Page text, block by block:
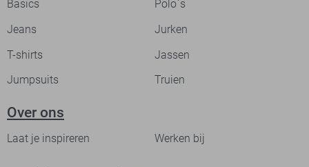
Basics
Polo`s
Jeans
Jurken
T-shirts
Jassen
Jumpsuits
Truien
Over ons
Laat je inspireren Werken bij